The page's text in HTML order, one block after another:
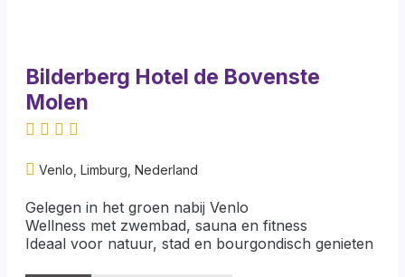
Bilderberg Hotel de Bovenste
Molen
Venlo, Limburg, Nederland
Gelegen in het groen nabij Venlo
Wellness met zwembad, sauna en fitness
Ideaal voor natuur, stad en bourgondisch genieten